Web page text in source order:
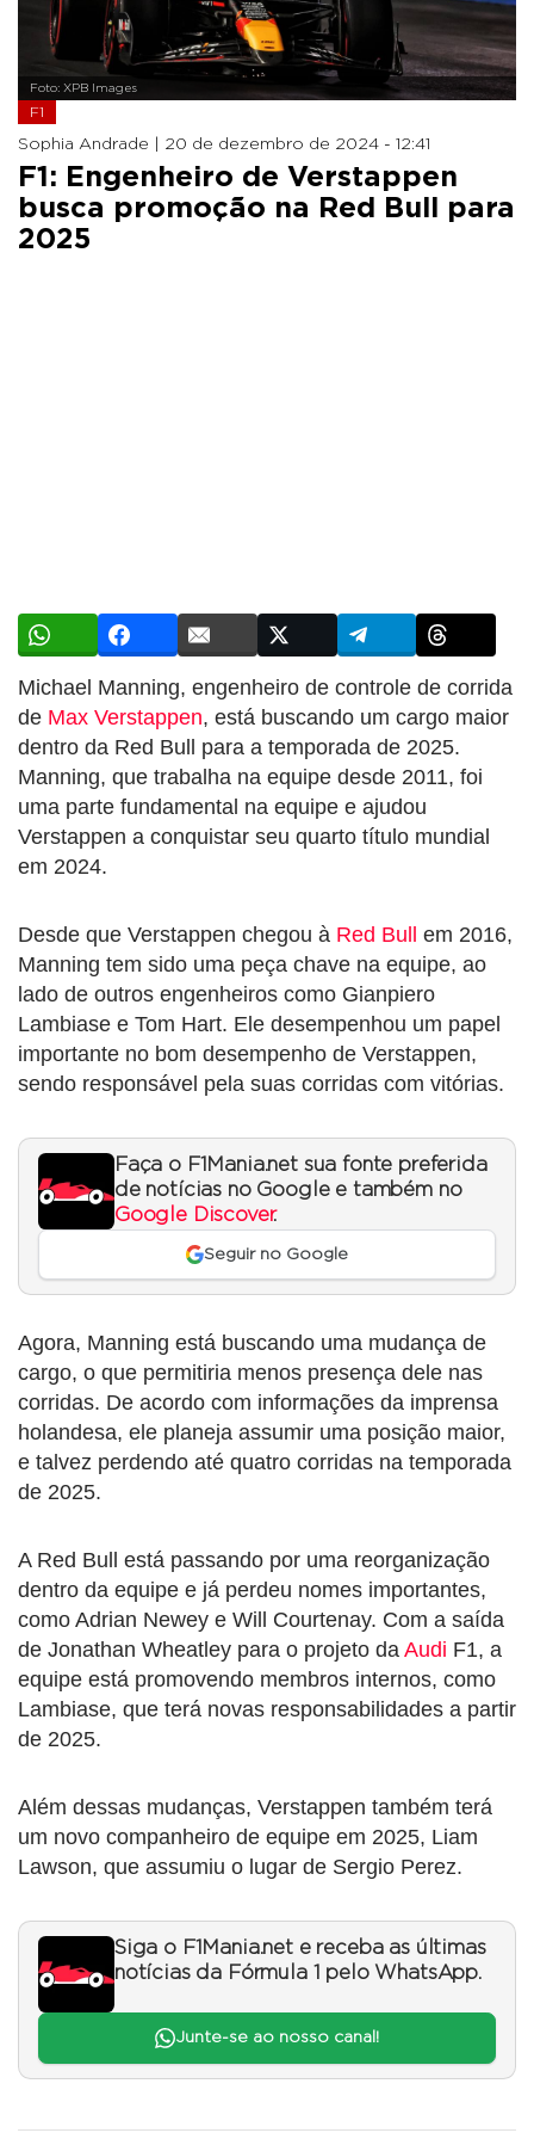
Foto: XPB Images
F1
Sophia Andrade | 20 de dezembro de 2024 - 12:41
F1: Engenheiro de Verstappen
busca promoção na Red Bull para
2025
Michael Manning, engenheiro de controle de corrida
de Max Verstappen, está buscando um cargo maior
dentro da Red Bull para a temporada de 2025.
Manning, que trabalha na equipe desde 2011, foi
uma parte fundamental na equipe e ajudou
Verstappen a conquistar seu quarto título mundial
em 2024.
Desde que Verstappen chegou à Red Bull em 2016,
Manning tem sido uma peça chave na equipe, ao
lado de outros engenheiros como Gianpiero
Lambiase e Tom Hart. Ele desempenhou um papel
importante no bom desempenho de Verstappen,
sendo responsável pela suas corridas com vitórias.
Faça o F1Mania.net sua fonte preferida
de notícias no Google e também no
Google Discover.
Seguir no Google
Agora, Manning está buscando uma mudança de
cargo, o que permitiria menos presença dele nas
corridas. De acordo com informações da imprensa
holandesa, ele planeja assumir uma posição maior,
e talvez perdendo até quatro corridas na temporada
de 2025.
A Red Bull está passando por uma reorganização
dentro da equipe e já perdeu nomes importantes,
como Adrian Newey e Will Courtenay. Com a saída
de Jonathan Wheatley para o projeto da Audi F1, a
equipe está promovendo membros internos, como
Lambiase, que terá novas responsabilidades a partir
de 2025.
Além dessas mudanças, Verstappen também terá
um novo companheiro de equipe em 2025, Liam
Lawson, que assumiu o lugar de Sergio Perez.
Siga o F1Mania.net e receba as últimas
notícias da Fórmula 1 pelo WhatsApp.
Junte-se ao nosso canal!